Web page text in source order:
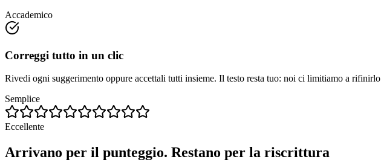
Accademico
Correggi tutto in un clic
Rivedi ogni suggerimento oppure accettali tutti insieme. Il testo resta tuo: noi ci limitiamo a rifinirlo
Semplice
Eccellente
Arrivano per il punteggio. Restano per la riscrittura